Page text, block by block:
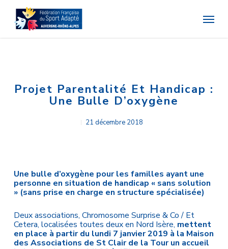
main
content
Menu
Projet Parentalité Et Handicap :
Une Bulle D’oxygène
21 décembre 2018
Une bulle d’oxygène pour les familles ayant une
personne en situation de handicap « sans solution
» (sans prise en charge en structure spécialisée)
Deux associations, Chromosome Surprise & Co / Et
Cetera, localisées toutes deux en Nord Isère, mettent
en place à partir du lundi 7 janvier 2019 à la Maison
des Associations de St Clair de la Tour un accueil